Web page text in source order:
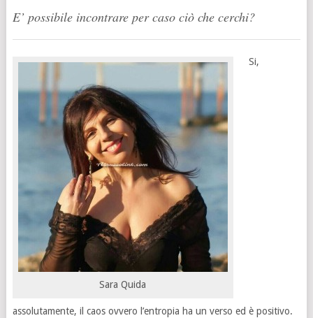
E’ possibile incontrare per caso ciò che cerchi?
Sara Quida
Si,
assolutamente, il caos ovvero l’entropia ha un verso ed è positivo.